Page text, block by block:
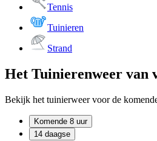
Tennis
Tuinieren
Strand
Het Tuinierenweer van
Bekijk het tuinierweer voor de
Komende 8 uur
14 daagse